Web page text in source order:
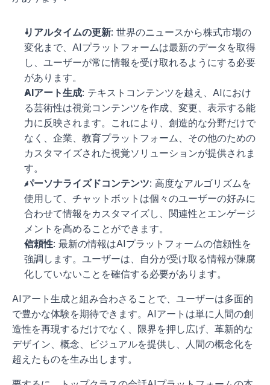
リアルタイムの更新: 世界のニュースから株式市場の
変化まで、AIプラットフォームは最新のデータを取得
し、ユーザーが常に情報を受け取れるようにする必要
があります。
AIアート生成: テキストコンテンツを越え、AIにおけ
る芸術性は視覚コンテンツを作成、変更、表示する能
力に反映されます。これにより、創造的な分野だけで
なく、企業、教育プラットフォーム、その他のための
カスタマイズされた視覚ソリューションが提供されま
す。
パーソナライズドコンテンツ: 高度なアルゴリズムを
使用して、チャットボットは個々のユーザーの好みに
合わせて情報をカスタマイズし、関連性とエンゲージ
メントを高めることができます。
信頼性: 最新の情報はAIプラットフォームの信頼性を
強調します。ユーザーは、自分が受け取る情報が陳腐
化していないことを確信する必要があります。
AIアート生成と組み合わさることで、ユーザーは多面的
で豊かな体験を期待できます。AIアートは単に人間の創
造性を再現するだけでなく、限界を押し広げ、革新的な
デザイン、概念、ビジュアルを提供し、人間の概念化を
超えたものを生み出します。